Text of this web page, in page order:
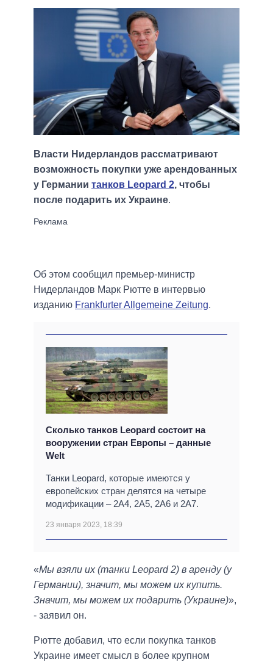
Власти Нидерландов рассматривают
возможность покупки уже арендованных
у Германии танков Leopard 2, чтобы
после подарить их Украине.
Об этом сообщил премьер-министр
Нидерландов Марк Рютте в интервью
изданию Frankfurter Allgemeine Zeitung.
Сколько танков Leopard состоит на
вооружении стран Европы – данные
Welt
Танки Leopard, которые имеются у
европейских стран делятся на четыре
модификации – 2A4, 2A5, 2A6 и 2A7.
23 января 2023, 18:39
«Мы взяли их (танки Leopard 2) в аренду (у
Германии), значит, мы можем их купить.
Значит, мы можем их подарить (Украине)»,
- заявил он.
Рютте добавил, что если покупка танков
Украине имеет смысл в более крупном